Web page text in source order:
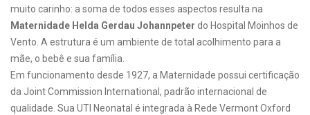
muito carinho: a soma de todos esses aspectos resulta na
Maternidade Helda Gerdau Johannpeter do Hospital Moinhos de
Vento. A estrutura é um ambiente de total acolhimento para a
mãe, o bebê e sua família.
Em funcionamento desde 1927, a Maternidade possui certificação
da Joint Commission International, padrão internacional de
qualidade. Sua UTI Neonatal é integrada à Rede Vermont Oxford